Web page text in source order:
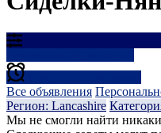
Все объявления
Регион: Lancashire
Мы не смогли найти